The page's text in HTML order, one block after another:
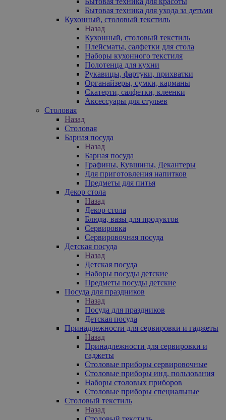
Бытовая техника для ухода за детьми
Кухонный, столовый текстиль
Назад
Кухонный, столовый текстиль
Плейсматы, салфетки для стола
Наборы кухонного текстиля
Полотенца для кухни
Рукавицы, фартуки, прихватки
Органайзеры, сумки, карманы
Скатерти, салфетки, клеенки
Аксессуары для стульев
Столовая
Назад
Столовая
Барная посуда
Назад
Барная посуда
Графины, Кувшины, Декантеры
Для приготовления напитков
Предметы для питья
Декор стола
Назад
Декор стола
Блюда, вазы для продуктов
Сервировка
Сервировочная посуда
Детская посуда
Назад
Детская посуда
Наборы посуды детские
Предметы посуды детские
Посуда для праздников
Назад
Посуда для праздников
Детская посуда
Принадлежности для сервировки и гаджеты
Назад
Принадлежности для сервировки и
гаджеты
Столовые приборы сервировочные
Столовые приборы инд. пользования
Наборы столовых приборов
Столовые приборы специальные
Столовый текстиль
Назад